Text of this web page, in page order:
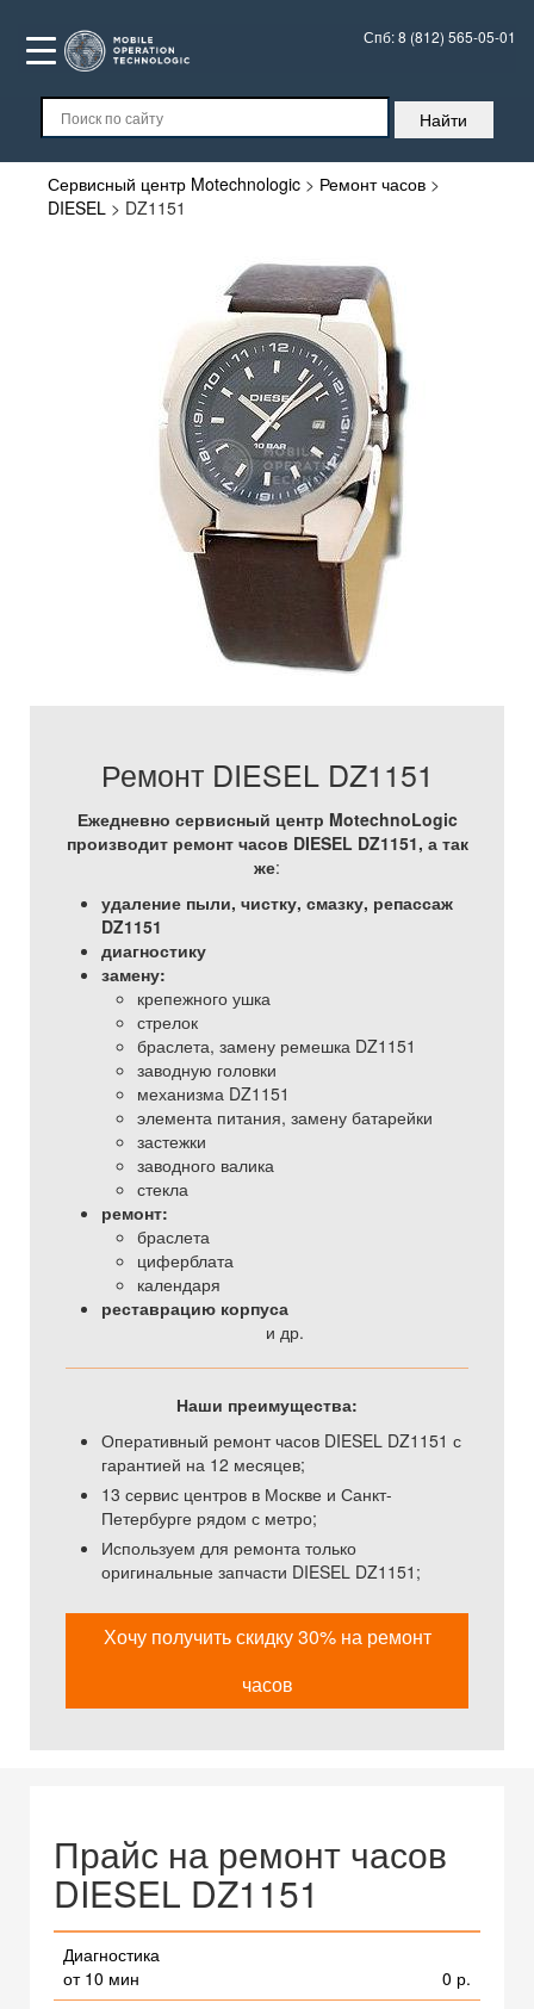
Спб:8 (812) 565-05-01
Сервисный центр Motechnologic > Ремонт часов >
DIESEL > DZ1151
Ремонт DIESEL DZ1151
Ежедневно сервисный центр MotechnoLogic
производит ремонт часов DIESEL DZ1151, а так
же:
удаление пыли, чистку, смазку, репассаж
DZ1151
диагностику
замену:
крепежного ушка
стрелок
браслета, замену ремешка DZ1151
заводную головки
механизма DZ1151
элемента питания, замену батарейки
застежки
заводного валика
стекла
ремонт:
браслета
циферблата
календаря
реставрацию корпуса
и др.
Наши преимущества:
Оперативный ремонт часов DIESEL DZ1151 с
гарантией на 12 месяцев;
13 сервис центров в Москве и Санкт-
Петербурге рядом с метро;
Используем для ремонта только
оригинальные запчасти DIESEL DZ1151;
Хочу получить скидку 30% на ремонт
часов
Прайс на ремонт часов
DIESEL DZ1151
Диагностика
от 10 мин
0 р.